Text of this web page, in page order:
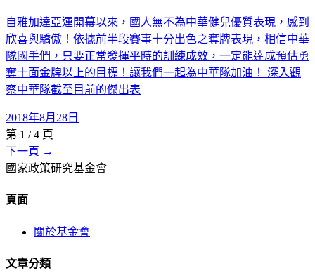
自雅加達亞運開幕以來，國人無不為中華健兒優質表現，感到
欣喜與驕傲！依據前半段賽事十分出色之奪牌表現，相信中華
隊國手們，只要正常發揮平時的訓練成效，一定能達成預估勇
奪十面金牌以上的目標！讓我們一起為中華隊加油！ 深入觀
察中華隊截至目前的傑出表
2018年8月28日
第 1 /4 頁
下一頁 →
國家政策研究基金會
頁面
關於基金會
文章分類